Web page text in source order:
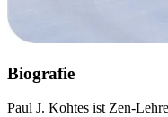
Biografie
Paul J. Kohtes ist Zen-